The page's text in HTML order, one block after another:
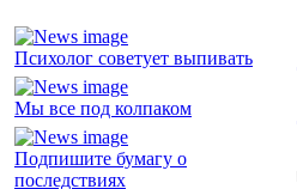
Психолог советует выпивать
Мы все под колпаком
Подпишите бумагу о
последствиях